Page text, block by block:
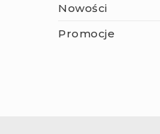
Nowości
Promocje